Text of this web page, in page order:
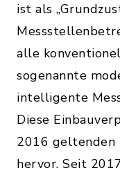
ist als
alle
sogenannte
intelligente
Diese
2016 geltenden
hervor. Seit